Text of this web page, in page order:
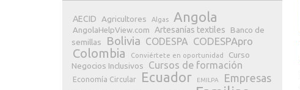
AECID Agricultores Algas Angola
AngolaHelpView.com Artesanías textiles
Banco de
semillas
Bolivia CODESPA CODESPApro
Colombia Conviértete en oportunidad
Curso
Negocios Inclusivos
Cursos de formación
Economía Circular Ecuador EMILPA Empresas